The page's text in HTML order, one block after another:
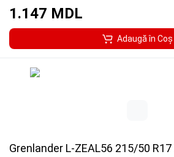
1.147 MDL
Adaugă în Coş
Grenlander L-ZEAL56 215/50 R17